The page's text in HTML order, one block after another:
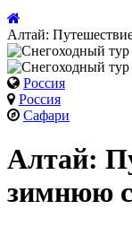
Алтай:
Россия
Россия
Сафари
Алтай:
зимнюю